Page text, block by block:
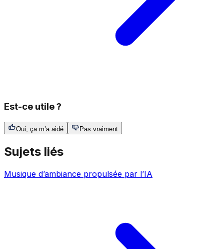
Est-ce utile ?
Oui, ça m’a aidé Pas vraiment
Sujets liés
Musique d’ambiance propulsée par l’IA